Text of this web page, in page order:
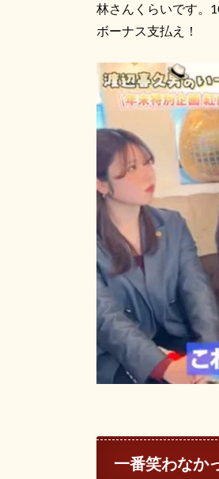
林さんくらいです。
ボーナス支払え！
一番笑わなか